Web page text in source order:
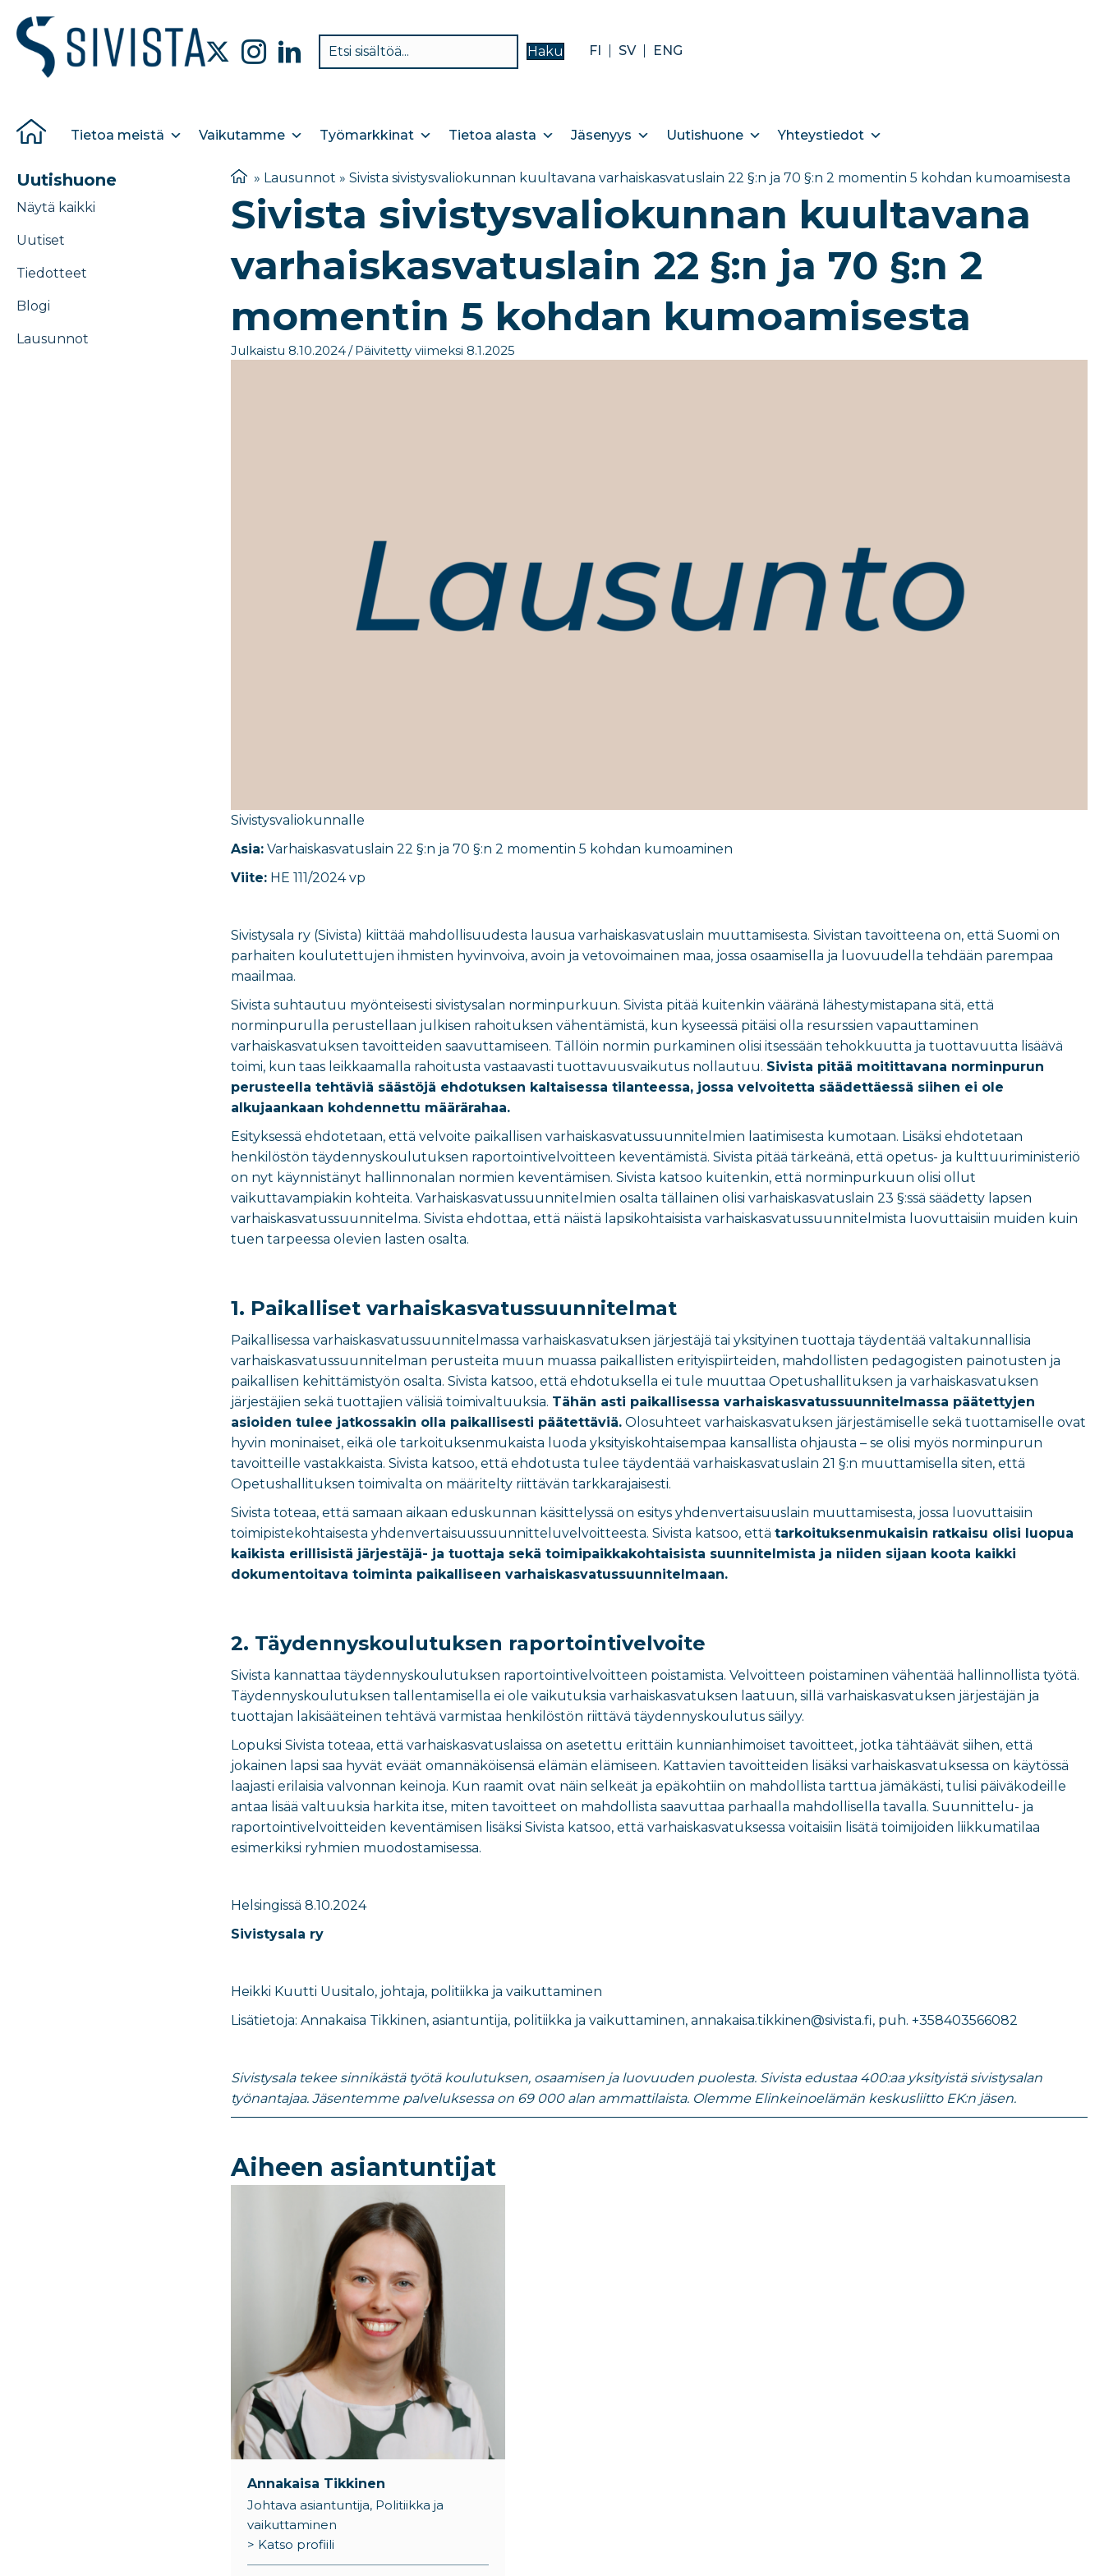
Haku FI SV ENG
Tietoa meistä Vaikutamme Työmarkkinat Tietoa alasta Jäsenyys Uutishuone Yhteystiedot
Uutishuone
Näytä kaikki
Uutiset
Tiedotteet
Blogi
Lausunnot
» Lausunnot » Sivista sivistysvaliokunnan kuultavana varhaiskasvatuslain 22 §:n ja 70 §:n 2 momentin 5 kohdan kumoamisesta
Sivista sivistysvaliokunnan kuultavana
varhaiskasvatuslain 22 §:n ja 70 §:n 2
momentin 5 kohdan kumoamisesta
Julkaistu 8.10.2024/ Päivitetty viimeksi 8.1.2025
Sivistysvaliokunnalle
Asia: Varhaiskasvatuslain 22 §:n ja 70 §:n 2 momentin 5 kohdan kumoaminen
Viite: HE 111/2024 vp
Sivistysala ry (Sivista) kiittää mahdollisuudesta lausua varhaiskasvatuslain muuttamisesta. Sivistan tavoitteena on, että Suomi on
parhaiten koulutettujen ihmisten hyvinvoiva, avoin ja vetovoimainen maa, jossa osaamisella ja luovuudella tehdään parempaa
maailmaa.
Sivista suhtautuu myönteisesti sivistysalan norminpurkuun. Sivista pitää kuitenkin vääränä lähestymistapana sitä, että
norminpurulla perustellaan julkisen rahoituksen vähentämistä, kun kyseessä pitäisi olla resurssien vapauttaminen
varhaiskasvatuksen tavoitteiden saavuttamiseen. Tällöin normin purkaminen olisi itsessään tehokkuutta ja tuottavuutta lisäävä
toimi, kun taas leikkaamalla rahoitusta vastaavasti tuottavuusvaikutus nollautuu. Sivista pitää moitittavana norminpurun
perusteella tehtäviä säästöjä ehdotuksen kaltaisessa tilanteessa, jossa velvoitetta säädettäessä siihen ei ole
alkujaankaan kohdennettu määrärahaa.
Esityksessä ehdotetaan, että velvoite paikallisen varhaiskasvatussuunnitelmien laatimisesta kumotaan. Lisäksi ehdotetaan
henkilöstön täydennyskoulutuksen raportointivelvoitteen keventämistä. Sivista pitää tärkeänä, että opetus- ja kulttuuriministeriö
on nyt käynnistänyt hallinnonalan normien keventämisen. Sivista katsoo kuitenkin, että norminpurkuun olisi ollut
vaikuttavampiakin kohteita. Varhaiskasvatussuunnitelmien osalta tällainen olisi varhaiskasvatuslain 23 §:ssä säädetty lapsen
varhaiskasvatussuunnitelma. Sivista ehdottaa, että näistä lapsikohtaisista varhaiskasvatussuunnitelmista luovuttaisiin muiden kuin
tuen tarpeessa olevien lasten osalta.
1. Paikalliset varhaiskasvatussuunnitelmat
Paikallisessa varhaiskasvatussuunnitelmassa varhaiskasvatuksen järjestäjä tai yksityinen tuottaja täydentää valtakunnallisia
varhaiskasvatussuunnitelman perusteita muun muassa paikallisten erityispiirteiden, mahdollisten pedagogisten painotusten ja
paikallisen kehittämistyön osalta. Sivista katsoo, että ehdotuksella ei tule muuttaa Opetushallituksen ja varhaiskasvatuksen
järjestäjien sekä tuottajien välisiä toimivaltuuksia. Tähän asti paikallisessa varhaiskasvatussuunnitelmassa päätettyjen
asioiden tulee jatkossakin olla paikallisesti päätettäviä.Olosuhteet varhaiskasvatuksen järjestämiselle sekä tuottamiselle ovat
hyvin moninaiset, eikä ole tarkoituksenmukaista luoda yksityiskohtaisempaa kansallista ohjausta – se olisi myös norminpurun
tavoitteille vastakkaista. Sivista katsoo, että ehdotusta tulee täydentää varhaiskasvatuslain 21 §:n muuttamisella siten, että
Opetushallituksen toimivalta on määritelty riittävän tarkkarajaisesti.
Sivista toteaa, että samaan aikaan eduskunnan käsittelyssä on esitys yhdenvertaisuuslain muuttamisesta, jossa luovuttaisiin
toimipistekohtaisesta yhdenvertaisuussuunnitteluvelvoitteesta. Sivista katsoo, että tarkoituksenmukaisin ratkaisu olisi luopua
kaikista erillisistä järjestäjä- ja tuottaja sekä toimipaikkakohtaisista suunnitelmista ja niiden sijaan koota kaikki
dokumentoitava toiminta paikalliseen varhaiskasvatussuunnitelmaan.
2. Täydennyskoulutuksen raportointivelvoite
Sivista kannattaa täydennyskoulutuksen raportointivelvoitteen poistamista. Velvoitteen poistaminen vähentää hallinnollista työtä.
Täydennyskoulutuksen tallentamisella ei ole vaikutuksia varhaiskasvatuksen laatuun, sillä varhaiskasvatuksen järjestäjän ja
tuottajan lakisääteinen tehtävä varmistaa henkilöstön riittävä täydennyskoulutus säilyy.
Lopuksi Sivista toteaa, että varhaiskasvatuslaissa on asetettu erittäin kunnianhimoiset tavoitteet, jotka tähtäävät siihen, että
jokainen lapsi saa hyvät eväät omannäköisensä elämän elämiseen. Kattavien tavoitteiden lisäksi varhaiskasvatuksessa on käytössä
laajasti erilaisia valvonnan keinoja. Kun raamit ovat näin selkeät ja epäkohtiin on mahdollista tarttua jämäkästi, tulisi päiväkodeille
antaa lisää valtuuksia harkita itse, miten tavoitteet on mahdollista saavuttaa parhaalla mahdollisella tavalla. Suunnittelu- ja
raportointivelvoitteiden keventämisen lisäksi Sivista katsoo, että varhaiskasvatuksessa voitaisiin lisätä toimijoiden liikkumatilaa
esimerkiksi ryhmien muodostamisessa.
Helsingissä 8.10.2024
Sivistysala ry
Heikki Kuutti Uusitalo, johtaja, politiikka ja vaikuttaminen
Lisätietoja: ​ Annakaisa Tikkinen, asiantuntija, politiikka ja vaikuttaminen​, annakaisa.tikkinen@sivista.fi, puh. +358403566082
Sivistysala tekee sinnikästä työtä koulutuksen, osaamisen ja luovuuden puolesta. Sivista edustaa 400:aa yksityistä sivistysalan
työnantajaa. Jäsentemme palveluksessa on 69 000 alan ammattilaista. Olemme Elinkeinoelämän keskusliitto EK:n jäsen.
Aiheen asiantuntijat
Annakaisa Tikkinen
Johtava asiantuntija, Politiikka ja
vaikuttaminen
> Katso profiili